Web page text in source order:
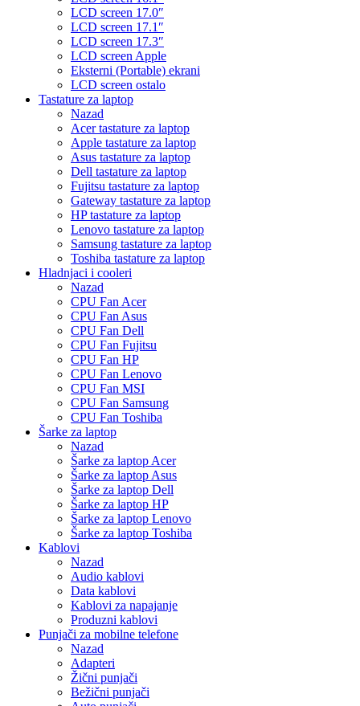
LCD screen 17.0″
LCD screen 17.1″
LCD screen 17.3″
LCD screen Apple
Eksterni (Portable) ekrani
LCD screen ostalo
Tastature za laptop
Nazad
Acer tastature za laptop
Apple tastature za laptop
Asus tastature za laptop
Dell tastature za laptop
Fujitsu tastature za laptop
Gateway tastature za laptop
HP tastature za laptop
Lenovo tastature za laptop
Samsung tastature za laptop
Toshiba tastature za laptop
Hladnjaci i cooleri
Nazad
CPU Fan Acer
CPU Fan Asus
CPU Fan Dell
CPU Fan Fujitsu
CPU Fan HP
CPU Fan Lenovo
CPU Fan MSI
CPU Fan Samsung
CPU Fan Toshiba
Šarke za laptop
Nazad
Šarke za laptop Acer
Šarke za laptop Asus
Šarke za laptop Dell
Šarke za laptop HP
Šarke za laptop Lenovo
Šarke za laptop Toshiba
Kablovi
Nazad
Audio kablovi
Data kablovi
Kablovi za napajanje
Produzni kablovi
Punjači za mobilne telefone
Nazad
Adapteri
Žični punjači
Bežični punjači